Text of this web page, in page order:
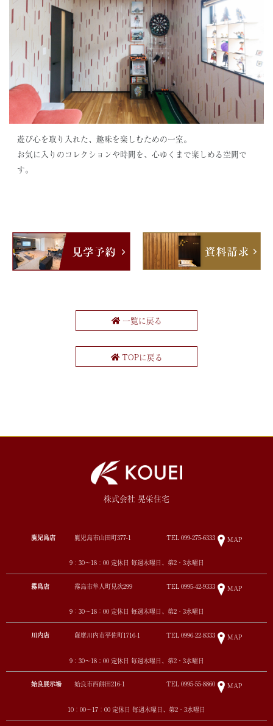
遊び心を取り入れた、趣味を楽しむための一室。
お気に入りのコレクションや時間を、心ゆくまで楽しめる空間で
す。
一覧に戻る
TOPに戻る
株式会社 晃栄住宅
鹿児島店 鹿児島市山田町377-1 TEL 099-275-6333 MAP
9：30～18：00 定休日 毎週木曜日、第2・3水曜日
霧島店 霧島市隼人町見次299 TEL 0995-42-9333 MAP
9：30～18：00 定休日 毎週木曜日、第2・3水曜日
川内店 薩摩川内市平佐町1716-1 TEL 0996-22-8333 MAP
9：30～18：00 定休日 毎週木曜日、第2・3水曜日
姶良展示場 姶良市西餅田216-1 TEL 0995-55-8860 MAP
10：00～17：00 定休日 毎週木曜日、第2・3水曜日